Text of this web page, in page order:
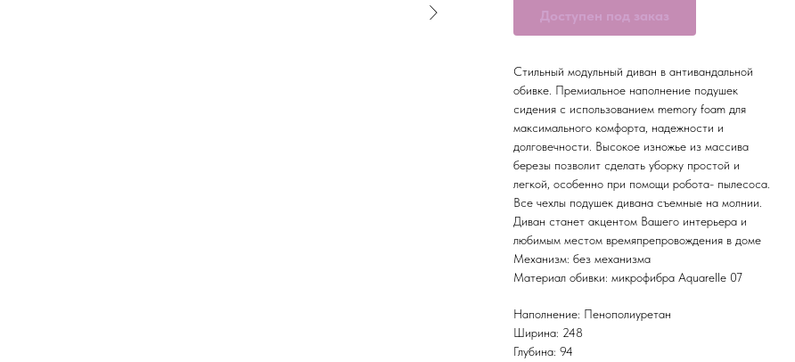
Стильный модульный диван в антивандальной
обивке. Премиальное наполнение подушек
сидения с использованием memory foam для
максимального комфорта, надежности и
долговечности. Высокое изножье из массива
березы позволит сделать уборку простой и
легкой, особенно при помощи робота- пылесоса.
Все чехлы подушек дивана съемные на молнии.
Диван станет акцентом Вашего интерьера и
любимым местом времяпрепровождения в доме
Механизм: без механизма
Материал обивки: микрофибра Aquarelle 07
Наполнение: Пенополиуретан
Ширина: 248
Глубина: 94